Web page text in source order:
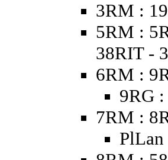
3RM :
5RM :
38RIT -
6RM :
9RG
7RM :